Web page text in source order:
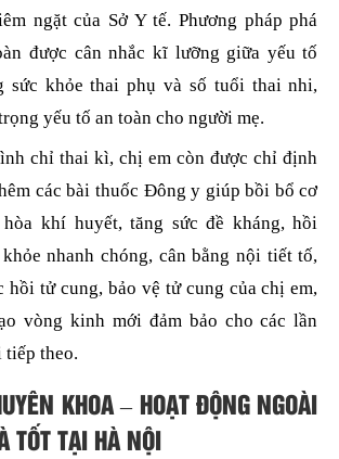
ngặt của Sở Y tế. Phương pháp phá
được cân nhắc kĩ lưỡng giữa yếu tố
sức khỏe thai phụ và số tuổi thai nhi,
yếu tố an toàn cho người mẹ.
chỉ thai kì, chị em còn được chỉ định
các bài thuốc Đông y giúp bồi bổ cơ
khí huyết, tăng sức đề kháng, hồi
nhanh chóng, cân bằng nội tiết tố,
hồi tử cung, bảo vệ tử cung của chị em,
vòng kinh mới đảm bảo cho các lần
tiếp theo.
KHOA – HOẠT ĐỘNG NGOÀI
TỐT TẠI HÀ NỘI